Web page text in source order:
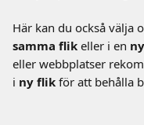
Här kan du också välja
samma flik eller i en
eller webbplatser
i ny flik för att behålla